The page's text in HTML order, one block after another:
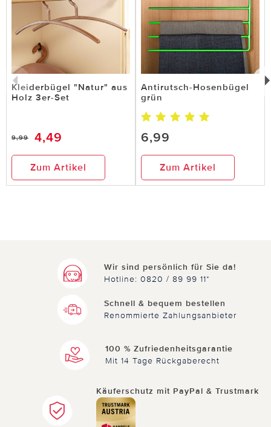
Kleiderbügel "Natur" aus
Holz 3er-Set
9,99 4,49
Zum Artikel
Antirutsch-Hosenbügel
grün
6,99
Zum Artikel
Wir sind persönlich für Sie da!
Hotline: 0820 / 89 99 11*
Schnell & bequem bestellen
Renommierte Zahlungsanbieter
100 % Zufriedenheitsgarantie
Mit 14 Tage Rückgaberecht
Käuferschutz mit PayPal & Trustmark